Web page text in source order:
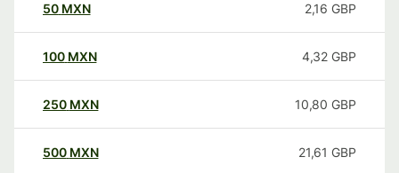
50 MXN 2,16 GBP
100 MXN 4,32 GBP
250 MXN 10,80 GBP
500 MXN 21,61 GBP